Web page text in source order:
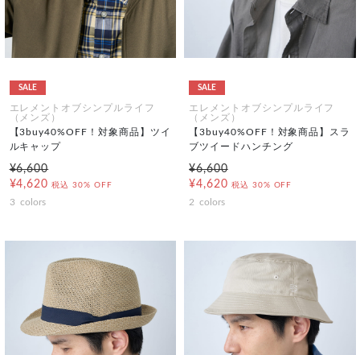
SALE
エレメントオブシンプルライフ
（メンズ）
【3buy40%OFF！対象商品】ツイ
ルキャップ
¥6,600
¥4,620 税込 30% OFF
3 colors
SALE
エレメントオブシンプルライフ
（メンズ）
【3buy40%OFF！対象商品】スラ
ブツイードハンチング
¥6,600
¥4,620 税込 30% OFF
2 colors